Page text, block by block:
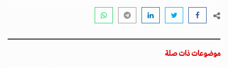
موضوعات ذات صلة